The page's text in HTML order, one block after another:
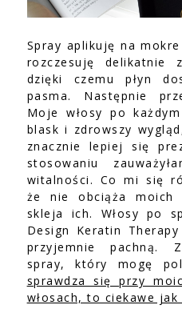
Spray aplikuję na
rozczesuję delikatnie
dzięki czemu płyn
pasma. Następnie
Moje włosy po
blask i zdrowszy
znacznie lepiej się
stosowaniu
witalności. Co mi się
że nie obciąża moich
skleja ich. Włosy po
Design Keratin
przyjemnie pachną.
spray, który mogę
sprawdza się przy
włosach, to ciekawe jak